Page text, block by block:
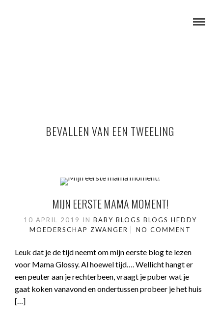
BEVALLEN VAN EEN TWEELING
MIJN EERSTE MAMA MOMENT!
10 APRIL 2019 IN BABY BLOGS BLOGS HEDDY
MOEDERSCHAP ZWANGER NO COMMENT
Leuk dat je de tijd neemt om mijn eerste blog te lezen
voor Mama Glossy. Al hoewel tijd…. Wellicht hangt er
een peuter aan je rechterbeen, vraagt je puber wat je
gaat koken vanavond en ondertussen probeer je het huis
[…]